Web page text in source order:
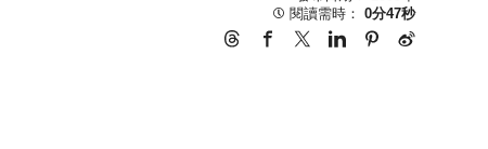
閱讀需時：
0分47秒